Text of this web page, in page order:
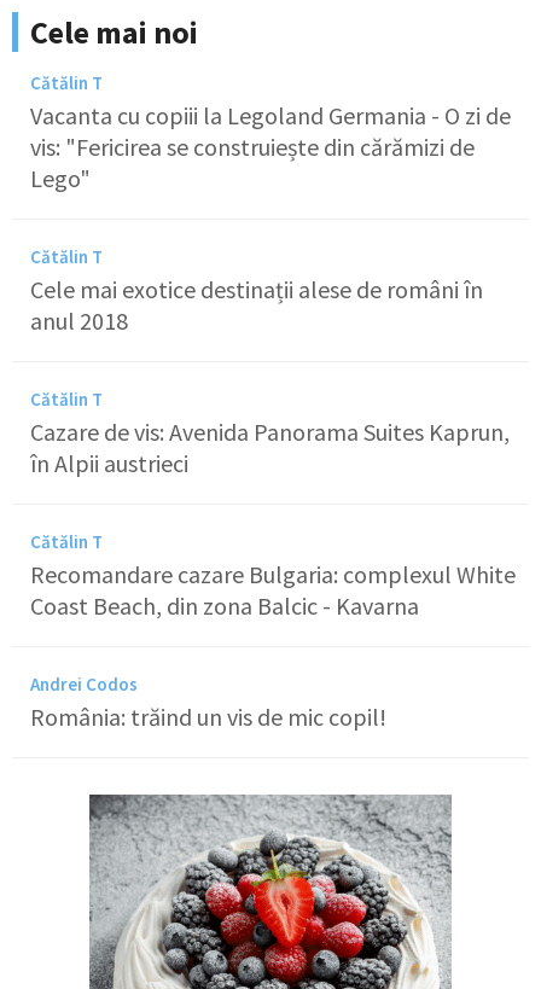
Cele mai noi
Cătălin T
Vacanta cu copiii la Legoland Germania - O zi de
vis: "Fericirea se construiește din cărămizi de
Lego"
Cătălin T
Cele mai exotice destinații alese de români în
anul 2018
Cătălin T
Cazare de vis: Avenida Panorama Suites Kaprun,
în Alpii austrieci
Cătălin T
Recomandare cazare Bulgaria: complexul White
Coast Beach, din zona Balcic - Kavarna
Andrei Codos
România: trăind un vis de mic copil!